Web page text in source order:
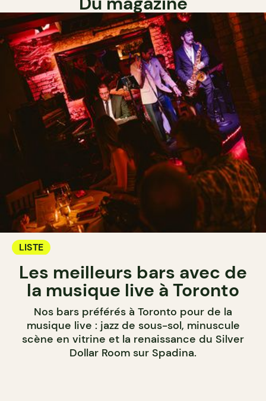
LISTE
Les meilleurs bars avec de
la musique live à Toronto
Nos bars préférés à Toronto pour de la
musique live : jazz de sous-sol, minuscule
scène en vitrine et la renaissance du Silver
Dollar Room sur Spadina.